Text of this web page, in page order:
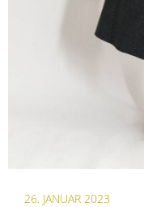
26. JANUAR 2023